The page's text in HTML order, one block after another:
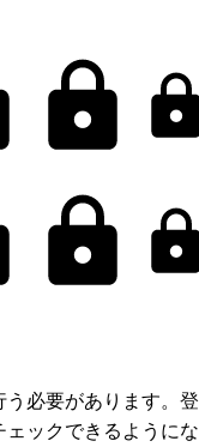
必要があります。登
ックできるようにな